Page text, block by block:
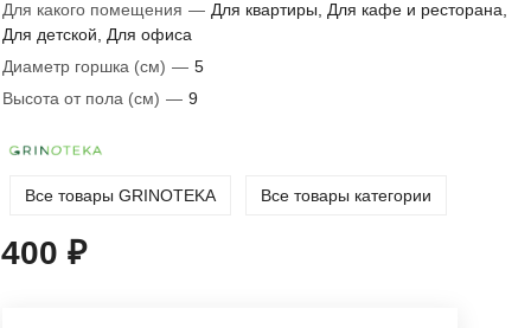
Для какого помещения — Для квартиры, Для кафе и ресторана,
Для детской, Для офиса
Диаметр горшка (см) — 5
Высота от пола (см) — 9
Все товары GRINOTEKA Все товары категории
400 ₽